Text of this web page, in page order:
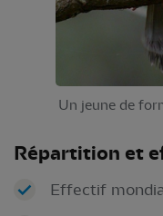
Un jeune de
Répartition et
Effectif